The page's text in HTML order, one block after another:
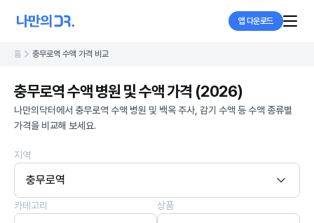
앱 다운로드
홈 충무로역 수액 가격 비교
충무로역 수액 병원 및 수액 가격 (2026)
나만의닥터에서 충무로역 수액 병원 및 백옥 주사, 감기 수액 등 수액 종류별
가격을 비교해 보세요.
지역
충무로역
카테고리 상품